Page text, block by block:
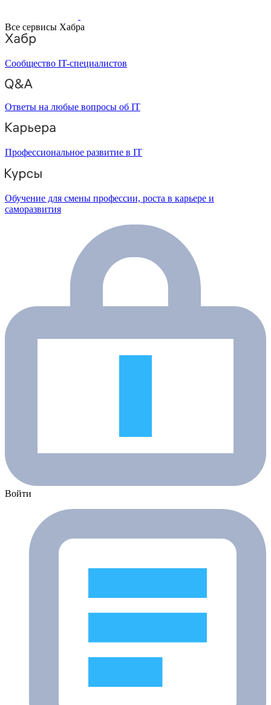
Все сервисы Хабра
Сообщество IT-специалистов
Ответы на любые вопросы об IT
Профессиональное развитие в IT
Обучение для смены профессии, роста в карьере и
саморазвития
Войти